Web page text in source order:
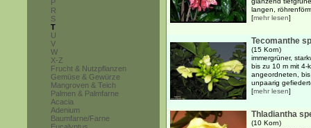
P
R
S
T
U
V
W
X-Z
Frucht & Nutzpflanzen
Gemüse & Gewürze
Mangroven & Teich
Palmen & Palmfarne
Acacia
Adenium
Baumfarne/Farne
langen,
[mehr lesen]
Tecomanthe
(15 Korn)
immergrüner,
bis zu 10 m mit 4-
angeordneten,
unpaarig
[mehr lesen]
Thladiantha
(10 Korn)